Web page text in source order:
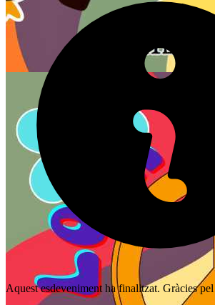
Aquest esdeveniment ha finalitzat. Gràcies